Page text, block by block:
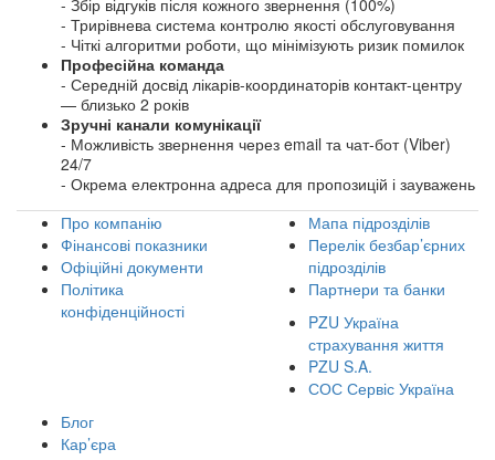
- Збір відгуків після кожного звернення (100%)
- Трирівнева система контролю якості обслуговування
- Чіткі алгоритми роботи, що мінімізують ризик помилок
Професійна команда
- Середній досвід лікарів-координаторів контакт-центру
— близько 2 років
Зручні канали комунікації
- Можливість звернення через email та чат-бот (Viber)
24/7
- Окрема електронна адреса для пропозицій і зауважень
Про компанію
Фінансові показники
Офіційні документи
Політика
конфіденційності
Мапа підрозділів
Перелік безбар’єрних
підрозділів
Партнери та банки
PZU Україна
страхування життя
PZU S.A.
СОС Сервіс Україна
Блог
Кар’єра